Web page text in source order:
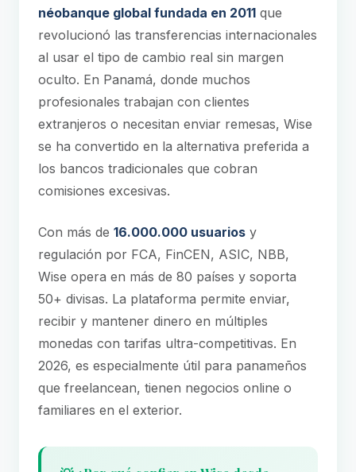
néobanque global fundada en 2011 que
revolucionó las transferencias internacionales
al usar el tipo de cambio real sin margen
oculto. En Panamá, donde muchos
profesionales trabajan con clientes
extranjeros o necesitan enviar remesas, Wise
se ha convertido en la alternativa preferida a
los bancos tradicionales que cobran
comisiones excesivas.
Con más de 16.000.000 usuarios y
regulación por FCA, FinCEN, ASIC, NBB,
Wise opera en más de 80 países y soporta
50+ divisas. La plataforma permite enviar,
recibir y mantener dinero en múltiples
monedas con tarifas ultra-competitivas. En
2026, es especialmente útil para panameños
que freelancean, tienen negocios online o
familiares en el exterior.